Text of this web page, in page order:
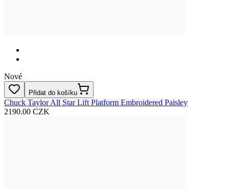
Nové
Přidat do košíku
Chuck Taylor All Star Lift Platform Embroidered Paisley
2190.00 CZK